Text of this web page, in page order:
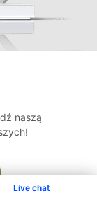
Live chat
naszą